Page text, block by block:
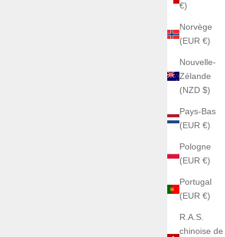
€)
Norvège
(EUR €)
Nouvelle-
Zélande
(NZD $)
Pays-Bas
(EUR €)
Pologne
(EUR €)
Portugal
(EUR €)
R.A.S.
chinoise de